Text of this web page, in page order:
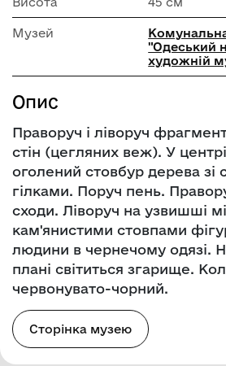
Музей
"Одеський
художній
Опис
Праворуч і ліворуч
стін (цегляних веж). У
оголений стовбур дерева зі
гілками. Поруч пень.
сходи. Ліворуч на узвишші
кам'янистими стовпами
людини в чернечому одязі.
плані світиться згарище.
червонувато-чорний.
Сторінка музею